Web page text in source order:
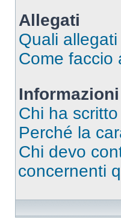
Allegati
Quali
Come faccio
Chi ha
Perché la
Chi devo
concernenti